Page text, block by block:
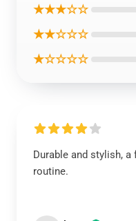
★★★☆☆
★★☆☆☆
★☆☆☆☆
Durable and stylish,
routine.